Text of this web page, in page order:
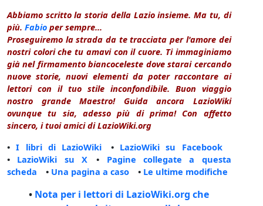
Abbiamo scritto la storia della Lazio insieme. Ma tu, di
più. Fabio per sempre...
Proseguiremo la strada da te tracciata per l'amore dei
nostri colori che tu amavi con il cuore. Ti immaginiamo
già nel firmamento biancoceleste dove starai cercando
nuove storie, nuovi elementi da poter raccontare ai
lettori con il tuo stile inconfondibile. Buon viaggio
nostro grande Maestro! Guida ancora LazioWiki
ovunque tu sia, adesso più di prima! Con affetto
sincero, i tuoi amici di LazioWiki.org
•I libri di LazioWiki • LazioWiki su Facebook
• LazioWiki su X • Pagine collegate a questa
scheda • Una pagina a caso • Le ultime modifiche
• Nota per i lettori di LazioWiki.org che